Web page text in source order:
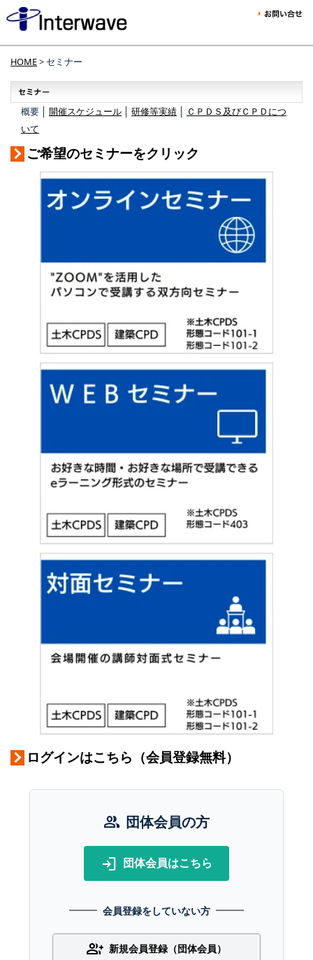
HOME> セミナー
概要 │ 開催スケジュール 研修等実績
ＣＰＤＳ及びＣＰＤにつ
いて
ご希望のセミナーをクリック
ログインはこちら（会員登録無料）
group 団体会員の方
login 団体会員はこちら
会員登録をしていない方
group_add 新規会員登録（団体会員）